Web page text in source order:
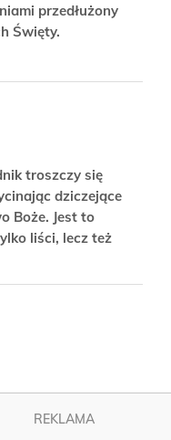
przedłużony
Święty.
troszczy się
dziczejące
Boże. Jest to
liści, lecz też
REKLAMA